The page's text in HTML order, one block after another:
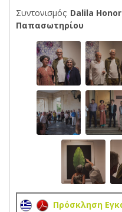
Συντονισμός: Dalila
Παπασωτηρίου
Πρόσκληση